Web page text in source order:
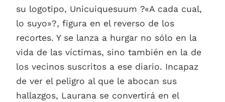
su logotipo, Unicuiquesuum ?«A cada cual,
lo suyo»?, figura en el reverso de los
recortes. Y se lanza a hurgar no sólo en la
vida de las víctimas, sino también en la de
los vecinos suscritos a ese diario. Incapaz
de ver el peligro al que le abocan sus
hallazgos, Laurana se convertirá en el